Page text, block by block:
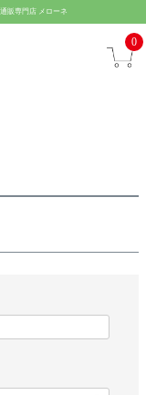
販専門店 メローネ
0
ジト
ップ